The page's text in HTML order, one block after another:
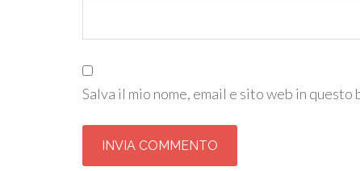
Salva il mio nome, email e sito web in